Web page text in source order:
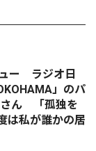
ー ラジオ日
」のパ
さん 「孤独を
は私が誰かの居